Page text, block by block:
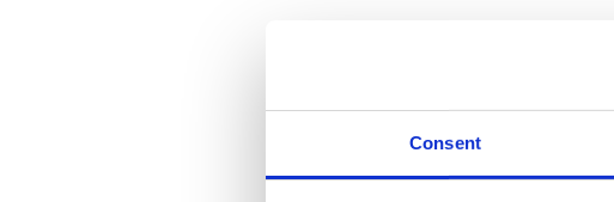
Consent